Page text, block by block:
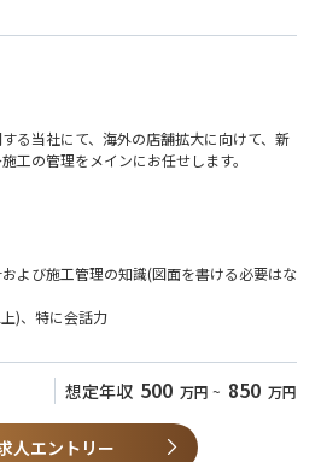
る当社にて、海外の店舗拡大に向けて、新
工の管理をメインにお任せします。
アウト考案～入札図、提出図面作成までの
業者)
実施～店舗竣工までのスケジュール、コス
衝(現地語主体のため、通訳を付ける事も可
の密なコミュニケーション
よび施工管理の知識(図面を書ける必要はな
)、特に会話力
(電気、空調、給排気、給排水）を重視
想定年収 500 万円 ~ 850 万円
人エントリー